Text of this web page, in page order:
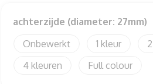
achterzijde (diameter: 27mm)
Onbewerkt
1 2
4
Full colour